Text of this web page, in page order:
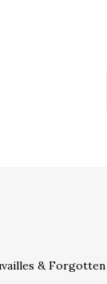
& Forgotten